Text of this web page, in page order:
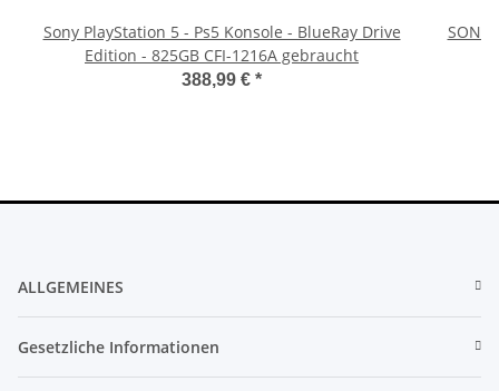
Sony PlayStation 5 - Ps5 Konsole - BlueRay Drive
Edition - 825GB CFI-1216A gebraucht
388,99 € *
SONY
ALLGEMEINES
Gesetzliche Informationen